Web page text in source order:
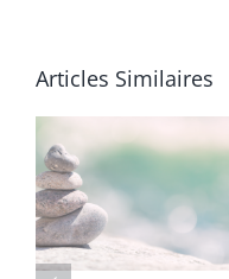
Articles Similaires